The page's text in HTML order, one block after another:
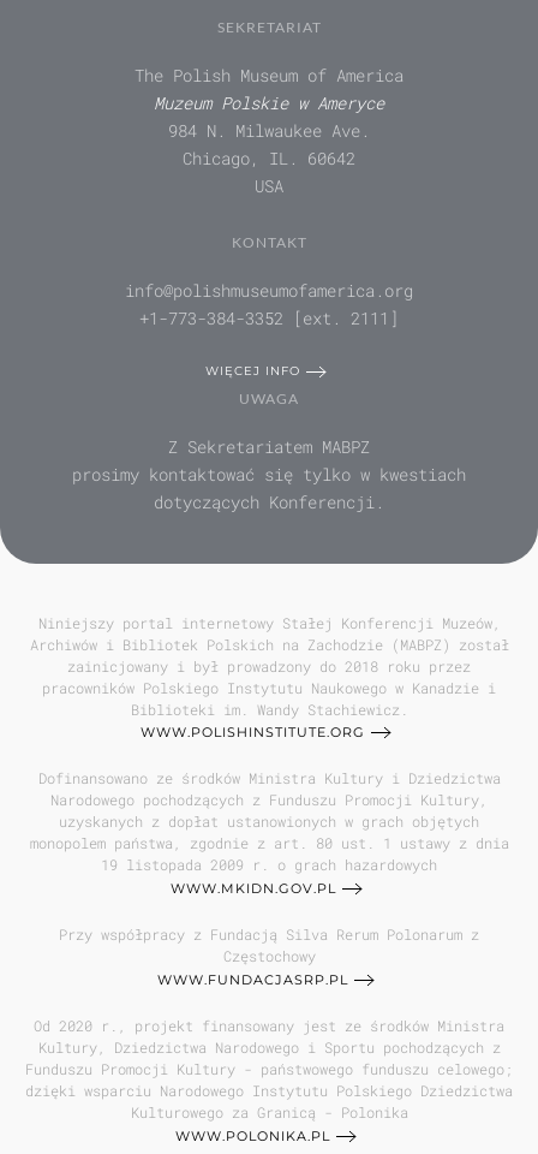
SEKRETARIAT
The Polish Museum of America
Muzeum Polskie w Ameryce
984 N. Milwaukee Ave.
Chicago, IL. 60642
USA
KONTAKT
info@polishmuseumofamerica.org
+1-773-384-3352 [ext. 2111]
WIĘCEJ INFO
UWAGA
Z Sekretariatem MABPZ
prosimy kontaktować się tylko w kwestiach
dotyczących Konferencji.
Niniejszy portal internetowy Stałej Konferencji Muzeów,
Archiwów i Bibliotek Polskich na Zachodzie (MABPZ) został
zainicjowany i był prowadzony do 2018 roku przez
pracowników Polskiego Instytutu Naukowego w Kanadzie i
Biblioteki im. Wandy Stachiewicz.
WWW.POLISHINSTITUTE.ORG
Dofinansowano ze środków Ministra Kultury i Dziedzictwa
Narodowego pochodzących z Funduszu Promocji Kultury,
uzyskanych z dopłat ustanowionych w grach objętych
monopolem państwa, zgodnie z art. 80 ust. 1 ustawy z dnia
19 listopada 2009 r. o grach hazardowych
WWW.MKIDN.GOV.PL
Przy współpracy z Fundacją Silva Rerum Polonarum z
Częstochowy
WWW.FUNDACJASRP.PL
Od 2020 r., projekt finansowany jest ze środków Ministra
Kultury, Dziedzictwa Narodowego i Sportu pochodzących z
Funduszu Promocji Kultury - państwowego funduszu celowego;
dzięki wsparciu Narodowego Instytutu Polskiego Dziedzictwa
Kulturowego za Granicą - Polonika
WWW.POLONIKA.PL